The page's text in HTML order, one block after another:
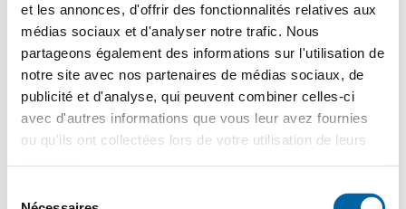
et les annonces, d'offrir des fonctionnalités relatives aux
médias sociaux et d'analyser notre trafic. Nous
partageons également des informations sur l'utilisation de
notre site avec nos partenaires de médias sociaux, de
publicité et d'analyse, qui peuvent combiner celles-ci
avec d'autres informations que vous leur avez fournies
ou qu'ils ont collectées lors de votre utilisation de leurs
Viva All-Inclusive
Viva Boutique-Schiff
Haute Cuisine an Land & an Bord